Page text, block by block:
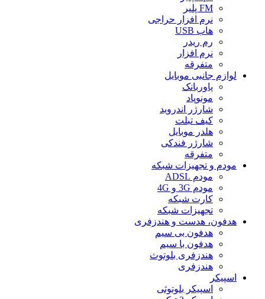
FM پلیر
نرم افزار حراجی
هاب USB
رم ریدر
نرم افزار
متفرقه
لوازم جانبی موبایل
پاوربانک
مونوپاد
شارژر اندروید
کیف تبلت
هلدر موبایل
شارژر فندکی
متفرقه
مودم و تجهیزات شبکه
مودم ADSL
مودم 3G و 4G
کارت شبکه
تجهیزات شبکه
هدفون، هدست و هندزفری
هدفون بی سیم
هدفون با سیم
هندزفری بلوتوث
هندزفری
اسپیکر
اسپیکر بلوتوثی